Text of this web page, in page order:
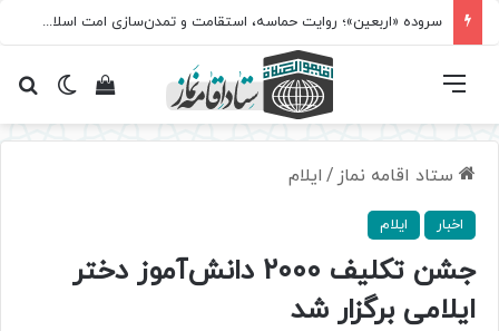
سروده‌ «اربعین»؛ روایت حماسه، استقامت و تمدن‌سازی امت اسلامی
تغییرمشاهده فهرست
ستاد اقامه نماز / ایلام
اخبار ایلام
جشن تکلیف 2000 دانش‌آموز دختر
ایلامی برگزار شد